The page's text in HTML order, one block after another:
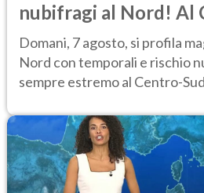
nubifragi al Nord! Al
caldo estremo
Domani, 7 agosto, si profila
Nord con temporali e rischio
sempre estremo al Centro-